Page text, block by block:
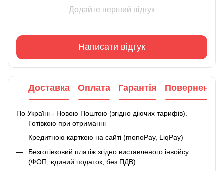
Додайте перший відгук
Написати відгук
Доставка Оплата Гарантія Повернення
По Україні - Новою Поштою (згідно діючих тарифів).
Готівкою при отриманні
Кредитною карткою на сайті (monoPay, LiqPay)
Безготівковий платіж згідно виставленого інвойсу
(ФОП, єдиний податок, без ПДВ)